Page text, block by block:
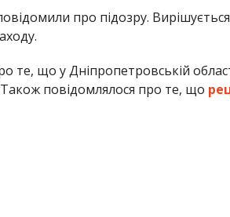
про підозру.
те, що у Дніпропетровській
повідомлялося про те, що